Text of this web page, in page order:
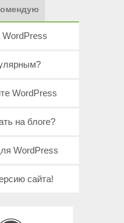
WordPress
WordPress
на блоге?
WordPress
сайта!